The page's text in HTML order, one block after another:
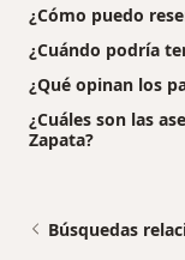
¿Cómo puedo
¿Cuándo podría
¿Qué opinan los
¿Cuáles son las
Zapata?
Búsquedas